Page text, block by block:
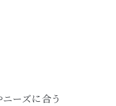
ーズに合う